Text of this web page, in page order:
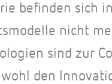
befinden sich
nicht
sind zur
den